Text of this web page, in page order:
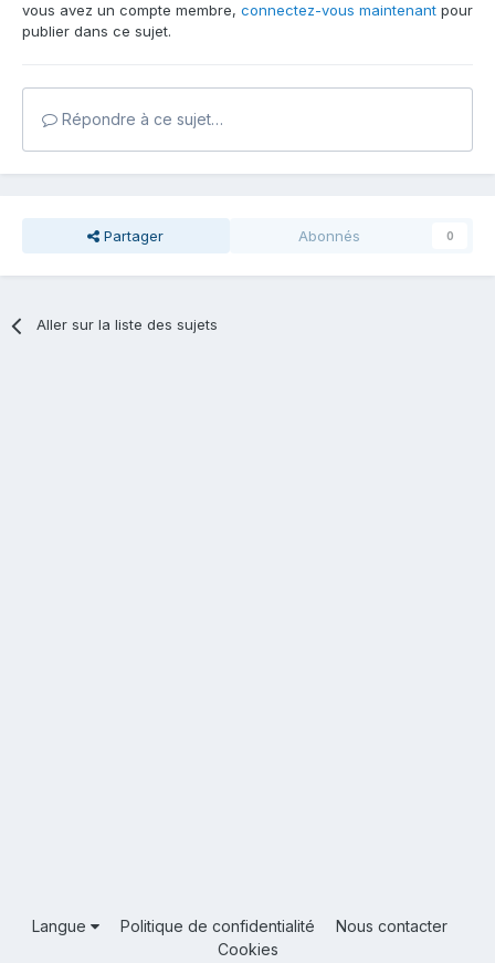
vous avez un compte membre, connectez-vous maintenant pour
publier dans ce sujet.
Répondre à ce sujet…
Partager Abonnés 0
Aller sur la liste des sujets
Langue Politique de confidentialité
Nous contacter
Cookies